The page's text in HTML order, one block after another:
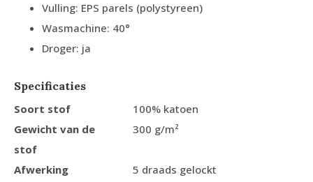
Vulling: EPS parels (polystyreen)
Wasmachine: 40°
Droger: ja
Specificaties
Soort stof
100% katoen
Gewicht van de
stof
300 g/m²
Afwerking
5 draads gelockt